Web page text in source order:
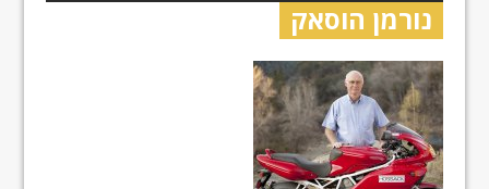
נורמן הוסאק